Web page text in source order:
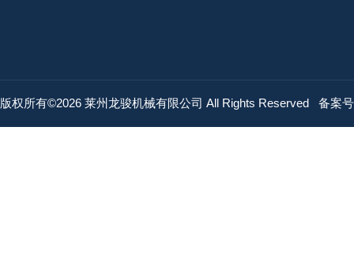
版权所有©2026 莱州龙骏机械有限公司 All Rights Reserved 备案